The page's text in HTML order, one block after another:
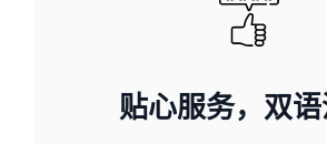
贴心服务，双